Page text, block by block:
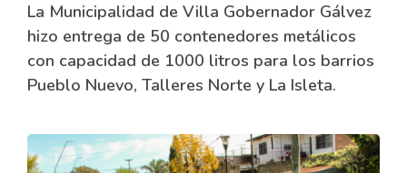
La Municipalidad de Villa Gobernador Gálvez
hizo entrega de 50 contenedores metálicos
con capacidad de 1000 litros para los barrios
Pueblo Nuevo, Talleres Norte y La Isleta.